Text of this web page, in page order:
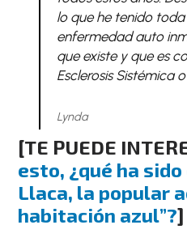
lo que he tenido toda
enfermedad auto
que existe y que es
Esclerosis Sistémica
Lynda
[TE PUEDE
esto, ¿qué ha
Llaca, la popular
habitación azul”?]